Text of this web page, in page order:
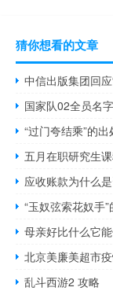
猜你想看的文章
中信出版集团回
国家队02全员名
“过门夸结乘”的出
五月在职研究生
应收账款为什么
“玉奴弦索花奴手
母亲好比什么它
北京美廉美超市
乱斗西游2 攻略